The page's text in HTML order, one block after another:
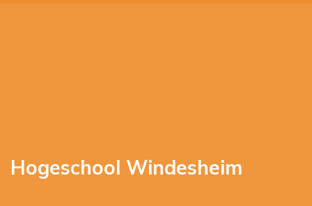
Hogeschool Windesheim